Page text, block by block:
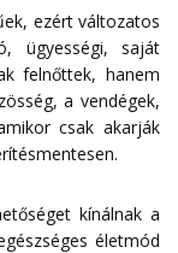
ezért változatos
ügyességi, saját
felnőttek, hanem
a vendégek,
csak akarják
kínálnak a
életmód